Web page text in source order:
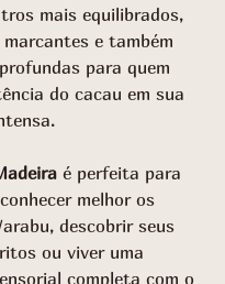
mais equilibrados,
e também
para quem
do cacau em sua
é perfeita para
melhor os
descobrir seus
ou viver uma
completa com o